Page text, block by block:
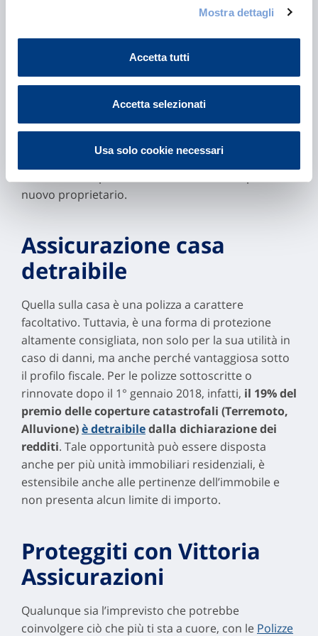
Mostra dettagli
Accetta tutti
Accetta selezionati
Usa solo cookie necessari
assicurativa, adattando la polizza alle
. Ad esempio, si possono
aggiungere delle ulteriori coperture rispetto
a quelle già previste, rimodulare il premio
assicurativo, oppure eliminare quelle
previo consenso della compagnia assicurativa, la
nuovo proprietario.
Assicurazione casa
detraibile
Quella sulla casa è una polizza a carattere
facoltativo. Tuttavia, è una forma di protezione
altamente consigliata, non solo per la sua utilità in
caso di danni, ma anche perché vantaggiosa sotto
il profilo fiscale. Per le polizze sottoscritte o
rinnovate dopo il 1° gennaio 2018, infatti, il 19% del
premio delle coperture catastrofali (Terremoto,
Alluvione)è detraibiledalla dichiarazione dei
redditi. Tale opportunità può essere disposta
anche per più unità immobiliari residenziali, è
estensibile anche alle pertinenze dell’immobile e
non presenta alcun limite di importo.
Proteggiti con Vittoria
Assicurazioni
Qualunque sia l’imprevisto che potrebbe
coinvolgere ciò che più ti sta a cuore, con le Polizze